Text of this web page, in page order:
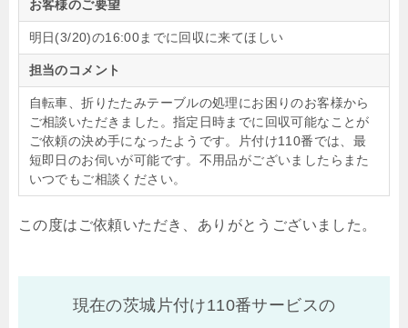
お客様のご要望
明日(3/20)の16:00までに回収に来てほしい
担当のコメント
自転車、折りたたみテーブルの処理にお困りのお客様から
ご相談いただきました。指定日時までに回収可能なことが
ご依頼の決め手になったようです。片付け110番では、最
短即日のお伺いが可能です。不用品がございましたらまた
いつでもご相談ください。
この度はご依頼いただき、ありがとうございました。
現在の茨城片付け110番サービスの